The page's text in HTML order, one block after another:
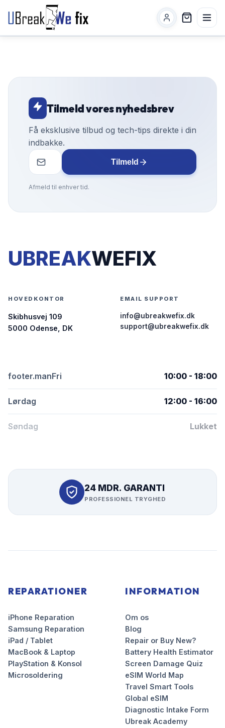
Tilmeld vores nyhedsbrev
Få eksklusive tilbud og tech-tips direkte i din
indbakke.
Tilmeld
Afmeld til enhver tid.
UBREAKWEFIX
HOVEDKONTOR
Skibhusvej 109
5000 Odense, DK
EMAIL SUPPORT
info@ubreakwefix.dk
support@ubreakwefix.dk
footer.manFri 10:00 - 18:00
Lørdag 12:00 - 16:00
Søndag Lukket
24 MDR. GARANTI
PROFESSIONEL TRYGHED
REPARATIONER
iPhone Reparation
Samsung Reparation
iPad / Tablet
MacBook & Laptop
PlayStation & Konsol
Microsoldering
INFORMATION
Om os
Blog
Repair or Buy New?
Battery Health Estimator
Screen Damage Quiz
eSIM World Map
Travel Smart Tools
Global eSIM
Diagnostic Intake Form
Ubreak Academy